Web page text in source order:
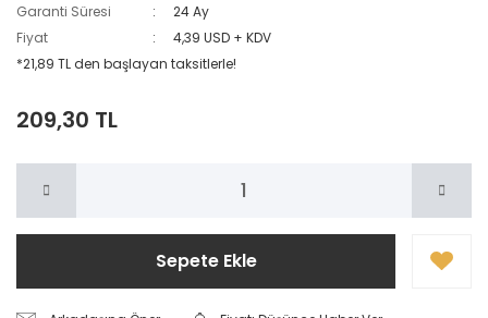
Garanti Süresi
24 Ay
Fiyat
4,39 USD + KDV
*21,89 TL den başlayan taksitlerle!
209,30 TL
Sepete Ekle